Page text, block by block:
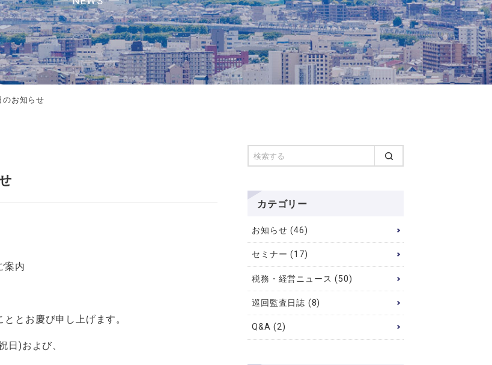
務業務
のお知らせ
内
とお慶び申し上げます。
日)および、
カテゴリー
お知らせ (46)
セミナー (17)
税務・経営ニュース (50)
巡回監査日誌 (8)
Q&A (2)